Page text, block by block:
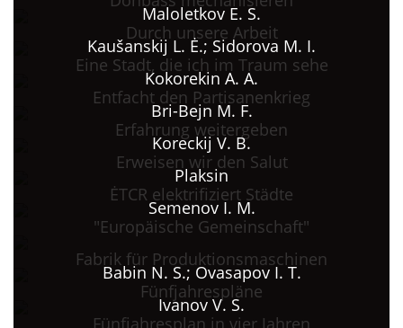
Maloletkov E. S.
Durch unsere Arbeit
Kaušanskij L. Ė.; Sidorova M. I.
Eine Stadt, die ich im Traum sehe
Kokorekin A. A.
Entfacht den Partisanenkrieg
Bri-Bejn M. F.
Erfahrung weitergeben
Koreckij V. B.
Erweisen wir den Salut
Plaksin
ĖTCR elektrifiziert Städte
Semenov I. M.
"Europäische Gemeinschaft"
Fabrik für Produktionsmaschinen
Babin N. S.; Ovasapov I. T.
Fünfjahrespläne
Ivanov V. S.
Fünfjahresplan in vier Jahren